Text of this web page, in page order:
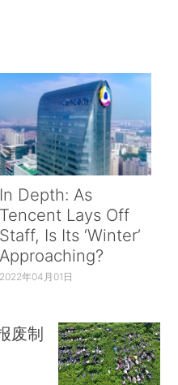
In Depth: As
Tencent Lays Off
Staff, Is Its ‘Winter’
Approaching?
2022年04月01日
废制